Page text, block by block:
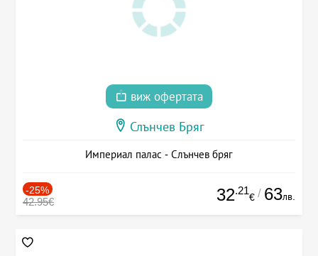
виж офертата
Слънчев Бряг
Империал палас - Слънчев бряг
-25%
42.95€ 32.21
€ / 63лв.